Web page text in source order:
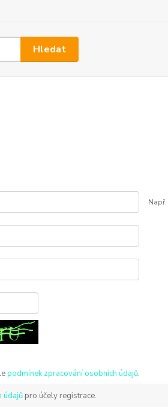
Hledat
podmínek zpracování osobních údajů.
údajůpro účely registrace.